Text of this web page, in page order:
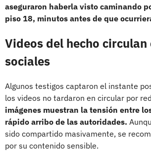
aseguraron haberla visto caminando
piso 18, minutos antes de que
Videos del hecho circulan
sociales
Algunos testigos captaron el instante
los videos no tardaron en circular por
imágenes muestran la tensión entre
rápido arribo de las autoridades.
sido compartido masivamente, se
por su contenido sensible.